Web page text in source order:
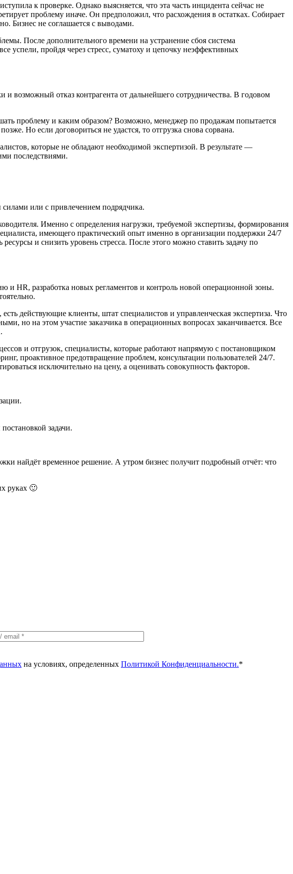
к проверке. Однако выясняется, что эта часть инцидента сейчас не
проблему иначе. Он предположил, что расхождения в остатках. Собирает
Бизнес не соглашается с выводами.
После дополнительного времени на устранение сбоя система
успели, пройдя через стресс, суматоху и цепочку неэффективных
возможный отказ контрагента от дальнейшего сотрудничества. В годовом
проблему и каким образом? Возможно, менеджер по продажам попытается
Но если договориться не удастся, то отгрузка снова сорвана.
которые не обладают необходимой экспертизой. В результате —
последствиями.
или с привлечением подрядчика.
Именно с определения нагрузки, требуемой экспертизы, формирования
имеющего практический опыт именно в организации поддержки 24/7
и снизить уровень стресса. После этого можно ставить задачу по
и HR, разработка новых регламентов и контроль новой операционной зоны.
действующие клиенты, штат специалистов и управленческая экспертиза. Что
но на этом участие заказчика в операционных вопросах заканчивается. Все
и отгрузок, специалисты, которые работают напрямую с постановщиком
проактивное предотвращение проблем, консультации пользователей 24/7.
исключительно на цену, а оценивать совокупность факторов.
задачи.
найдёт временное решение. А утром бизнес получит подробный отчёт: что
руках 🙂
на условиях, определенных Политикой Конфиденциальности.*